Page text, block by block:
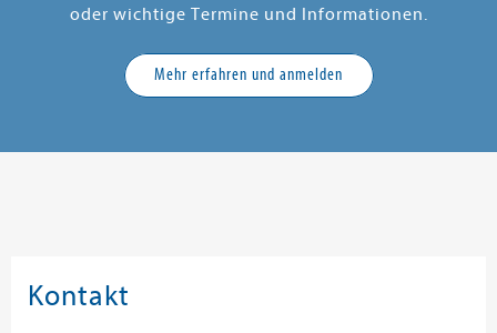
oder wichtige Termine und Informationen.
Mehr erfahren und anmelden
Kontakt